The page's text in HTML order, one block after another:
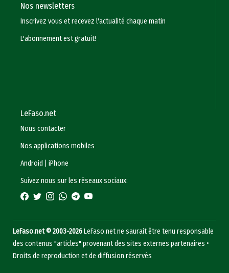
Nos newsletters
Inscrivez vous et recevez l'actualité chaque matin
L'abonnement est gratuit!
LeFaso.net
Nous contacter
Nos applications mobiles
Android
|iPhone
Suivez nous sur les réseaux sociaux:
LeFaso.net © 2003-2026LeFaso.net ne saurait être tenu responsable
des contenus "articles" provenant des sites externes partenaires •
Droits de reproduction et de diffusion réservés